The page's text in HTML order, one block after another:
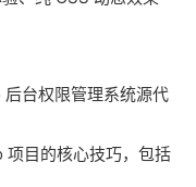
台权限管理系统源代
目的核心技巧，包括